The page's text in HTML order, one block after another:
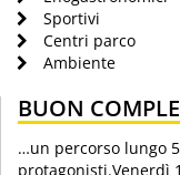
Sportivi
Centri parco
Ambiente
BUON
…un percorso lungo
protagonisti.Venerdì